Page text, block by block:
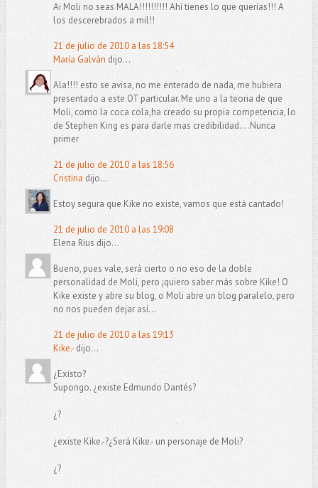
Ai Moli no seas MALA!!!!!!!!!! Ahí tienes lo que querías!!! A
los descerebrados a mil!!
21 de julio de 2010 a las 18:54
María Galván dijo...
Ala!!!! esto se avisa, no me enterado de nada, me hubiera
presentado a este OT particular. Me uno a la teoria de que
Moli, como la coca cola,ha creado su propia competencia, lo
de Stephen King es para darle mas credibilidad....Nunca
primer
21 de julio de 2010 a las 18:56
Cristina dijo...
Estoy segura que Kike no existe, vamos que está cantado!
21 de julio de 2010 a las 19:08
Elena Rius dijo...
Bueno, pues vale, será cierto o no eso de la doble
personalidad de Moli, pero ¡quiero saber más sobre Kike! O
Kike existe y abre su blog, o Moli abre un blog paralelo, pero
no nos pueden dejar así...
21 de julio de 2010 a las 19:13
Kike.-dijo...
¿Existo?
Supongo. ¿existe Edmundo Dantés?
¿?
¿existe Kike.-?¿Será Kike.- un personaje de Moli?
¿?